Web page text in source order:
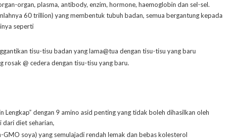
organ, plasma, antibody, enzim, hormone, haemoglobin dan sel-sel.
60 trillion) yang membentuk tubuh badan, semua bergantung kepada
seperti
tisu-tisu badan yang lama@tua dengan tisu-tisu yang baru
rosak @ cedera dengan tisu-tisu yang baru.
Lengkap” dengan 9 amino asid penting yang tidak boleh dihasilkan oleh
dari diet seharian,
GMO soya) yang semulajadi rendah lemak dan bebas kolesterol